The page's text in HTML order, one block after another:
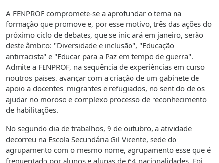
A FENPROF compromete-se a aprofundar o tema na
formação que promove e, por esse motivo, três das ações do
próximo ciclo de debates, que se iniciará em janeiro, serão
deste âmbito: "Diversidade e inclusão", "Educação
antirracista" e "Educar para a Paz em tempo de guerra".
Admite a FENPROF, na sequência de experiências em curso
noutros países, avançar com a criação de um gabinete de
apoio a docentes imigrantes e refugiados, no sentido de os
ajudar no moroso e complexo processo de reconhecimento
de habilitações.
No segundo dia de trabalhos, 9 de outubro, a atividade
decorreu na Escola Secundária Gil Vicente, sede do
agrupamento com o mesmo nome, agrupamento esse que é
frequentado por alunos e alunas de 64 nacionalidades. Foi